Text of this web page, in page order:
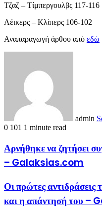
Τζαζ – Τίμπεργουλβς 117-116
Λέικερς – Κλίπερς 106-102
Αναπαραγωγή άρθου από εδώ
admin
0 101 1 minute read
Αρνήθηκε να ζητήσει
– Galaksias.com
Οι πρώτες αντιδράσεις
και η απάντησή του